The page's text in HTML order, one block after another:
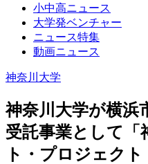
小中高ニュース
大学発ベンチャー
ニュース特集
動画ニュース
神奈川大学
神奈川大学が横浜
受託事業として「
ト・プロジェク